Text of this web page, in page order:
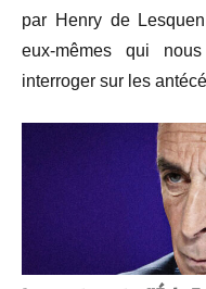
Lesquen
par Henry de
eux-mêmes qui
interroger sur les